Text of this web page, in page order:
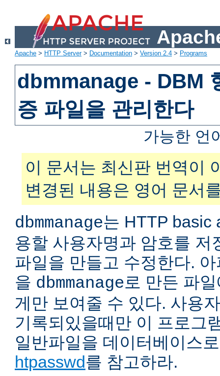
Apache > HTTP Server> Documentation > Version 2.4 > Programs
dbmmanage - DBM
증 파일을 관리한다
가능한 언
이 문서는 최신판 번역이
변경된 내용은 영어 문서
dbmmanage는 HTTP basic
용할 사용자명과 암호를 저
파일을 만들고 수정한다.
을 dbmmanage로 만든 파
게만 보여줄 수 있다. 사용
기록되있을때만 이 프로그
일반파일을 데이터베이스
htpasswd를 참고하라.